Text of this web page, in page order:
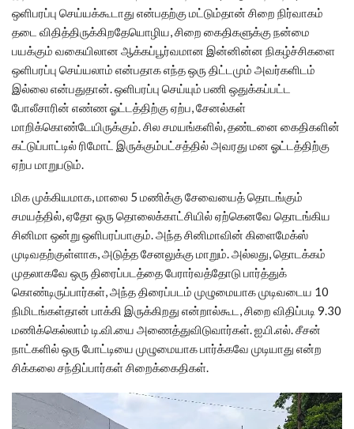
ஒளிபரப்பு செய்யக்கூடாது என்பதற்கு மட்டும்தான் சிறை நிர்வாகம்
தடை விதித்திருக்கிறதேயொழிய, சிறை கைதிகளுக்கு நன்மை
பயக்கும் வகையிலான ஆக்கப்பூர்வமான இன்னின்ன நிகழ்ச்சிகளை
ஒளிபரப்பு செய்யலாம் என்பதாக எந்த ஒரு திட்டமும் அவர்களிடம்
இல்லை என்பதுதான். ஒளிபரப்பு செய்யும் பணி ஒதுக்கப்பட்ட
போலீசாரின் எண்ண ஓட்டத்திற்கு ஏற்ப, சேனல்கள்
மாறிக்கொண்டேயிருக்கும். சில சமயங்களில், தண்டனை கைதிகளின்
கட்டுப்பாட்டில் ரிமோட் இருக்கும்பட்சத்தில் அவரது மன ஓட்டத்திற்கு
ஏற்ப மாறுபடும்.
மிக முக்கியமாக, மாலை 5 மணிக்கு சேவையைத் தொடங்கும்
சமயத்தில், ஏதோ ஒரு தொலைக்காட்சியில் ஏற்கெனவே தொடங்கிய
சினிமா ஒன்று ஒளிபரப்பாகும். அந்த சினிமாவின் கிளைமேக்ஸ்
முடிவதற்குள்ளாக, அடுத்த சேனலுக்கு மாறும். அல்லது, தொடக்கம்
முதலாகவே ஒரு திரைப்படத்தை பேரார்வத்தோடு பார்த்துக்
கொண்டிருப்பார்கள், அந்த திரைப்படம் முழுமையாக முடிவடைய 10
நிமிடங்கள்தான் பாக்கி இருக்கிறது என்றால்கூட, சிறை விதிப்படி 9.30
மணிக்கெல்லாம் டி.வி.யை அணைத்துவிடுவார்கள். ஐ.பி.எல். சீசன்
நாட்களில் ஒரு போட்டியை முழுமையாக பார்க்கவே முடியாது என்ற
சிக்கலை சந்திப்பார்கள் சிறைக்கைதிகள்.